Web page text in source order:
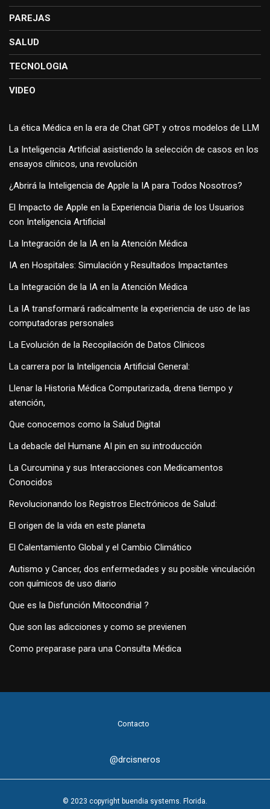
PAREJAS
SALUD
TECNOLOGIA
VIDEO
La ética Médica en la era de Chat GPT y otros modelos de LLM
La Inteligencia Artificial asistiendo la selección de casos en los
ensayos clínicos, una revolución
¿Abrirá la Inteligencia de Apple la IA para Todos Nosotros?
El Impacto de Apple en la Experiencia Diaria de los Usuarios
con Inteligencia Artificial
La Integración de la IA en la Atención Médica
IA en Hospitales: Simulación y Resultados Impactantes
La Integración de la IA en la Atención Médica
La IA transformará radicalmente la experiencia de uso de las
computadoras personales
La Evolución de la Recopilación de Datos Clínicos
La carrera por la Inteligencia Artificial General:
Llenar la Historia Médica Computarizada, drena tiempo y
atención,
Que conocemos como la Salud Digital
La debacle del Humane AI pin en su introducción
La Curcumina y sus Interacciones con Medicamentos
Conocidos
Revolucionando los Registros Electrónicos de Salud:
El origen de la vida en este planeta
El Calentamiento Global y el Cambio Climático
Autismo y Cancer, dos enfermedades y su posible vinculación
con químicos de uso diario
Que es la Disfunción Mitocondrial ?
Que son las adicciones y como se previenen
Como preparase para una Consulta Médica
Contacto
@drcisneros
© 2023 copyright buendia systems. Florida.